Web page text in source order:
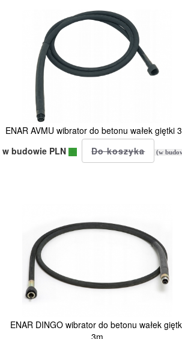
ENAR AVMU wibrator do betonu wałek giętki
w budowie PLN
(w
ENAR DINGO wibrator do betonu wałek
3m